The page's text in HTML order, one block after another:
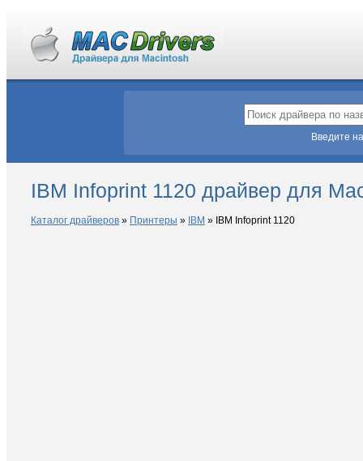
Введите
IBM Infoprint 1120 драйвер для
Каталог драйверов » Принтеры » IBM » IBM Infoprint 1120